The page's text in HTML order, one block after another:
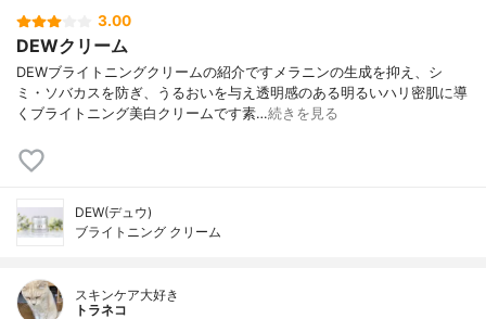
3.00
DEWクリーム
DEWブライトニングクリームの紹介ですメラニンの生成を抑え、シ
ミ・ソバカスを防ぎ、うるおいを与え透明感のある明るいハリ密肌に導
くブライトニング美白クリームです素…続きを見る
DEW(デュウ)
ブライトニング クリーム
スキンケア大好き
トラネコ